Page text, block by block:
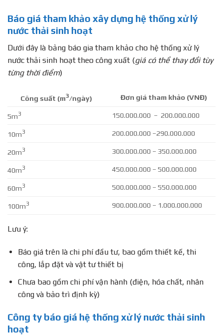
Báo giá tham khảo xây dựng hệ thống xử lý
nước thải sinh hoạt
Dưới đây là bảng báo gia tham khảo cho hệ thống xử lý
nước thải sinh hoạt theo công xuất (giá có thể thay đổi tùy
từng thời điểm)
Công suất (m3/ngày) Đơn giá tham khảo (VNĐ)
5m3 150.000.000 – 200.000.000
10m3 200.000.000 –290.000.000
20m3 300.000.000 – 350.000.000
40m3 450.000.000 – 500.000.000
60m3 500.000.000 – 550.000.000
100m3 900.000.000 – 1.000.000.000
Lưu ý:
Báo giá trên là chi phí đầu tư, bao gồm thiết kế, thi
công, lắp đặt và vật tư thiết bị
Chưa bao gồm chi phí vận hành (điện, hóa chất, nhân
công và bảo trì định kỳ)
Công ty báo giá hệ thống xử lý nước thải sinh
hoạt